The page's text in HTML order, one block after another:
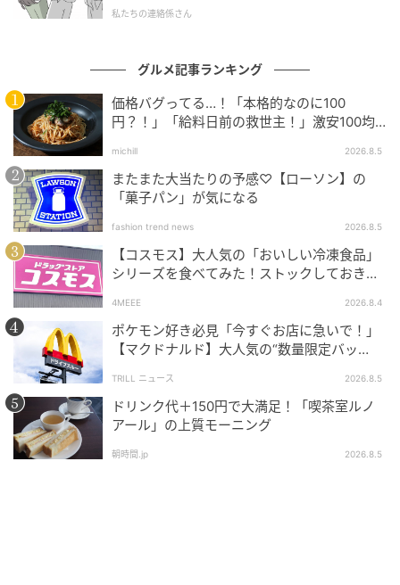
もぐナビニュース
ミントパウダーとチョコチップを加えて焼き上げた、
さわやかなミントの味わいとチョコの甘さが楽しめ
る、ふんわりとした食感のパウンドケーキです。 ［数
量限定］
ファミリーマート かぼちゃのタルト
私たちの連絡係さん
グルメ記事ランキング
価格バグってる…！「本格的なのに100
円？！」「給料日前の救世主！」激安100均
michill 2026.8.5
またまた大当たりの予感♡【ローソン】の
「菓子パン」が気になる
fashion trend news 2026.8.5
【コスモス】大人気の「おいしい冷凍食品」
シリーズを食べてみた！ストックしておきた
4MEEE 2026.8.4
ポケモン好き必見「今すぐお店に急いで！」
【マクドナルド】大人気の“数量限定バッ
も…！？
TRILL ニュース 2026.8.5
ドリンク代＋150円で大満足！「喫茶室ルノ
アール」の上質モーニング
朝時間.jp 2026.8.5